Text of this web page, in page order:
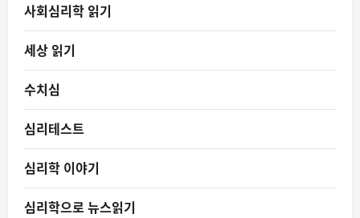
사회심리학 읽기
세상 읽기
수치심
심리테스트
심리학 이야기
심리학으로 뉴스읽기